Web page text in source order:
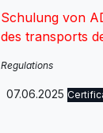
Schulung von
des transports
Regulations
07.06.2025